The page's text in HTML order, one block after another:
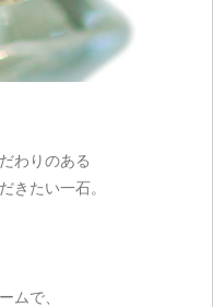
わりのある
きたい一石。
ムで、